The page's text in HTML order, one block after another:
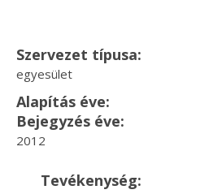
Szervezet típusa:
egyesület
Alapítás éve:
Bejegyzés éve:
2012
Tevékenység: